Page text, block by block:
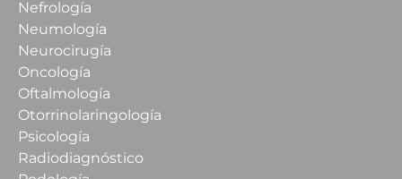
Nefrología
Neumología
Neurocirugía
Oncología
Oftalmología
Otorrinolaringología
Psicología
Radiodiagnóstico